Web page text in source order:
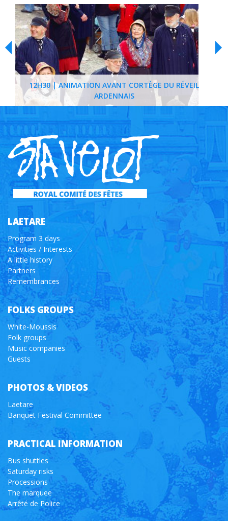
12H30 | ANIMATION AVANT CORTÈGE DU RÉVEIL
ARDENNAIS
LAETARE
Program 3 days
Activities / Interests
A little history
Partners
Remembrances
FOLKS GROUPS
White-Moussis
Folk groups
Music companies
Guests
PHOTOS & VIDEOS
Laetare
Banquet Festival Committee
PRACTICAL INFORMATION
Bus shuttles
Saturday risks
Processions
The marquee
Arrêté de Police